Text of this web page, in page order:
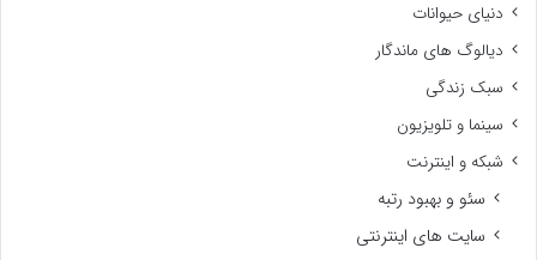
دنیای حیوانات
دیالوگ های ماندگار
سبک زندگی
سینما و تلویزیون
شبکه و اینترنت
سئو و بهبود رتبه
سایت های اینترنتی